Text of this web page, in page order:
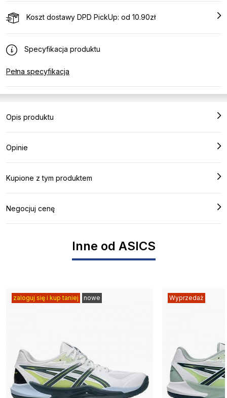
Koszt dostawy DPD PickUp: od 10.90zł
Specyfikacja produktu
Pełna specyfikacja
Opis produktu
Opinie
Kupione z tym produktem
Negocjuj cenę
Inne od ASICS
zaloguj się i kup taniej nowe Wyprzedaż